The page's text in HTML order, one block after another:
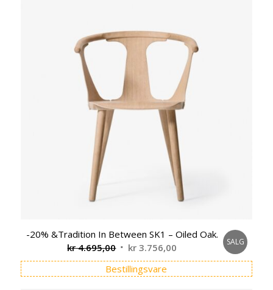
-20% &Tradition In Between SK1 – Oiled Oak.
kr4.695,00 Opprinnelig
pris
var:
kr 3.756,00 Nåværende
pris
er:
SALG
Bestillingsvare